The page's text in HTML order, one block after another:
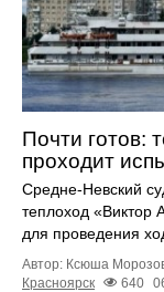
Почти готов:
проходит
Средне-Невский
теплоход «Виктор
для проведения
Автор: Ксюша
Красноярск
640